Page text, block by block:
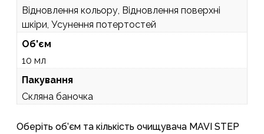
Відновлення кольору, Відновлення поверхні
шкіри, Усунення потертостей
Об'єм
10 мл
Пакування
Скляна баночка
Оберіть об’єм та кількість очищувача MAVI STEP